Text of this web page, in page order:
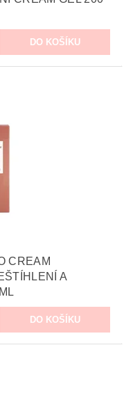
CREAM
A